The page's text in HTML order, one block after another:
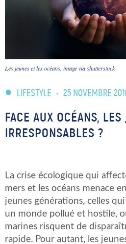
Les jeunes et les océans, image via shutterstock
LIFESTYLE • 25 NOVEMBRE
FACE AUX OCÉANS, LES
IRRESPONSABLES ?
La crise écologique qui
mers et les océans menace
jeunes générations, celles
un monde pollué et hostile,
marines risquent de
rapide. Pour autant, les